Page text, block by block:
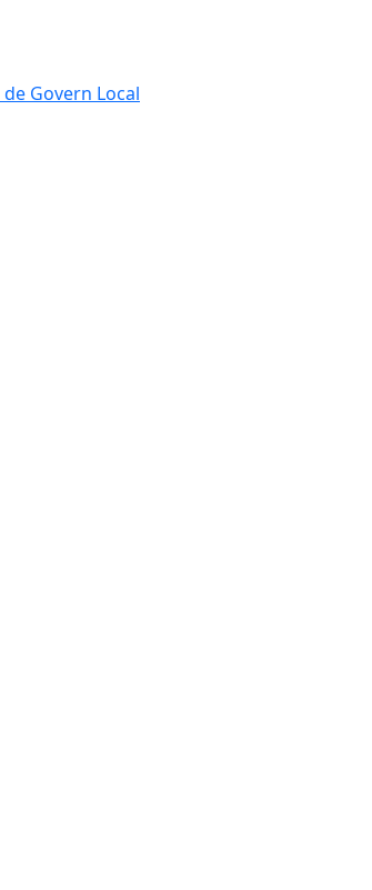
Govern Local